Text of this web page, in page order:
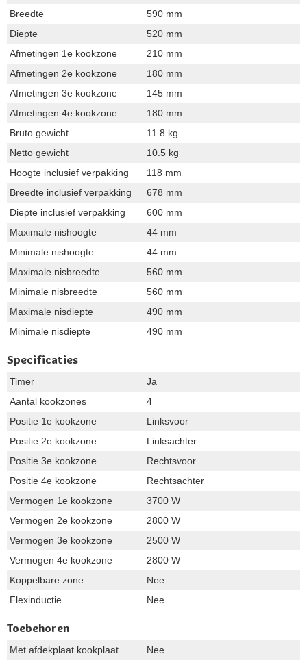
Breedte
590 mm
Diepte
520 mm
Afmetingen 1e kookzone
210 mm
Afmetingen 2e kookzone
180 mm
Afmetingen 3e kookzone
145 mm
Afmetingen 4e kookzone
180 mm
Bruto gewicht
11.8 kg
Netto gewicht
10.5 kg
Hoogte inclusief verpakking
118 mm
Breedte inclusief verpakking
678 mm
Diepte inclusief verpakking
600 mm
Maximale nishoogte
44 mm
Minimale nishoogte
44 mm
Maximale nisbreedte
560 mm
Minimale nisbreedte
560 mm
Maximale nisdiepte
490 mm
Minimale nisdiepte
490 mm
Specificaties
Timer
Ja
Aantal kookzones
4
Positie 1e kookzone
Linksvoor
Positie 2e kookzone
Linksachter
Positie 3e kookzone
Rechtsvoor
Positie 4e kookzone
Rechtsachter
Vermogen 1e kookzone
3700 W
Vermogen 2e kookzone
2800 W
Vermogen 3e kookzone
2500 W
Vermogen 4e kookzone
2800 W
Koppelbare zone
Nee
Flexinductie
Nee
Toebehoren
Met afdekplaat kookplaat Nee